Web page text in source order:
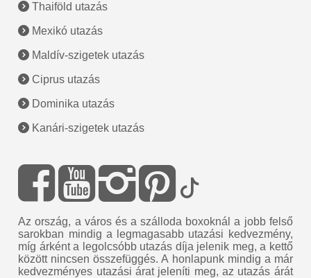
Thaiföld utazás
Mexikó utazás
Maldív-szigetek utazás
Ciprus utazás
Dominika utazás
Kanári-szigetek utazás
Az ország, a város és a szálloda boxoknál a jobb felső
sarokban mindig a legmagasabb utazási kedvezmény,
míg árként a legolcsóbb utazás díja jelenik meg, a kettő
között nincsen összefüggés. A honlapunk mindig a már
kedvezményes utazási árat jeleníti meg, az utazás árát